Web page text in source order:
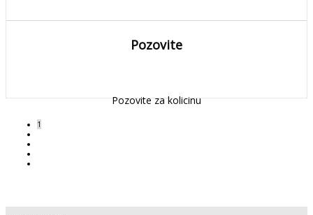
Pozovite
Pozovite za kolicinu
1